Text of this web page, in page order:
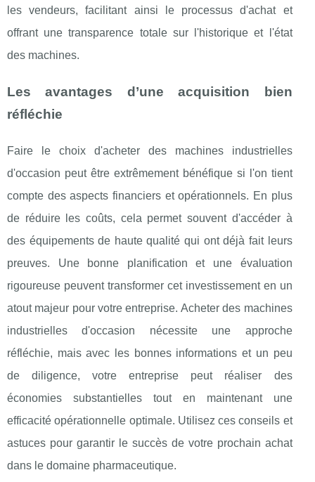
les vendeurs, facilitant ainsi le processus d'achat et
offrant une transparence totale sur l'historique et l'état
des machines.
Les avantages d’une acquisition bien
réfléchie
Faire le choix d'acheter des machines industrielles
d'occasion peut être extrêmement bénéfique si l'on tient
compte des aspects financiers et opérationnels. En plus
de réduire les coûts, cela permet souvent d'accéder à
des équipements de haute qualité qui ont déjà fait leurs
preuves. Une bonne planification et une évaluation
rigoureuse peuvent transformer cet investissement en un
atout majeur pour votre entreprise. Acheter des machines
industrielles d'occasion nécessite une approche
réfléchie, mais avec les bonnes informations et un peu
de diligence, votre entreprise peut réaliser des
économies substantielles tout en maintenant une
efficacité opérationnelle optimale. Utilisez ces conseils et
astuces pour garantir le succès de votre prochain achat
dans le domaine pharmaceutique.